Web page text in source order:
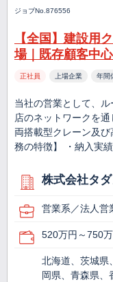
ジョブNo.876556
【全国】建設用
場｜既存顧客中
正社員 上場企業 年間
当社の営業として、
店のネットワークを
両搭載型クレーン及
務の特徴】 ・納入実
株式会社タダ
営業系／法人営
520万円～750
北海道、茨城県
岡県、青森県、